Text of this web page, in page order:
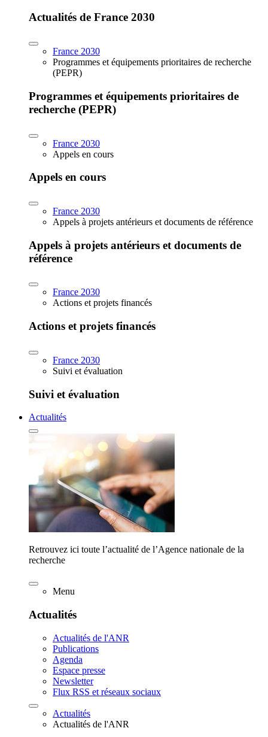
Actualités de France 2030
France 2030
Programmes et équipements prioritaires de recherche
(PEPR)
Programmes et équipements prioritaires de
recherche (PEPR)
France 2030
Appels en cours
Appels en cours
France 2030
Appels à projets antérieurs et documents de référence
Appels à projets antérieurs et documents de
référence
France 2030
Actions et projets financés
Actions et projets financés
France 2030
Suivi et évaluation
Suivi et évaluation
Actualités
Retrouvez ici toute l’actualité de l’Agence nationale de la
recherche
Menu
Actualités
Actualités de l'ANR
Publications
Agenda
Espace presse
Newsletter
Flux RSS et réseaux sociaux
Actualités
Actualités de l'ANR